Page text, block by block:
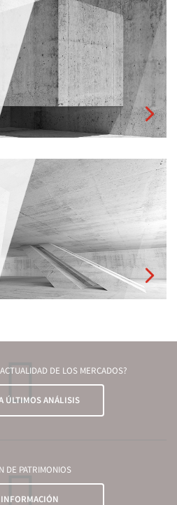
DE LOS MERCADOS?
ÚLTIMOS ANÁLISIS
DE PATRIMONIOS